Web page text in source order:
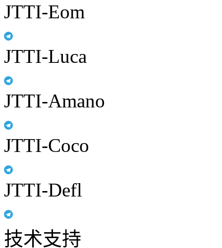
JTTI-Eom
JTTI-Luca
JTTI-Amano
JTTI-Coco
JTTI-Defl
技术支持